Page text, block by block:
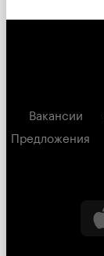
Вакансии
Предложения